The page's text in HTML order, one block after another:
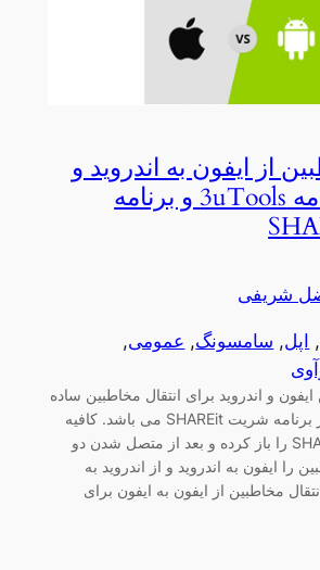
از ایفون به اندروید و
ایفون با برنامه 3uTools و برنامه
شریفی
, اپل, سامسونگ, عمومی,
ایفون و اندروید برای انتقال مخاطبین ساده
ترین راه استفاده از برنامه شریت SHAREit می باشد. کافیه
برنامه شریت SHAREit را باز کرده و بعد از متصل شدن دو
ایفون به اندروید و از اندروید به
مخاطبین از ایفون به ایفون برای